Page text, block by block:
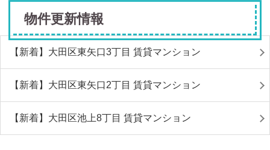
物件更新情報
【新着】大田区東矢口3丁目 賃貸マンション
【新着】大田区東矢口2丁目 賃貸マンション
【新着】大田区池上8丁目 賃貸マンション